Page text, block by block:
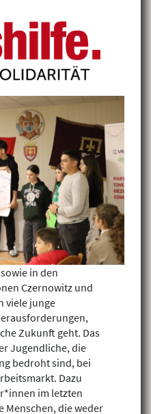
in den
Czernowitz und
viele junge
Zukunft geht. Das
Jugendliche, die
bedroht sind, bei
Dazu
im letzten
Menschen, die weder